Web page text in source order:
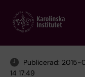
main
Publicerad:
14 17:49